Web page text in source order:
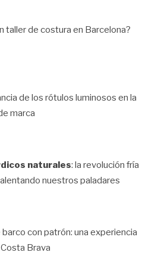
taller de costura en Barcelona?
de los rótulos luminosos en la
marca
naturales: la revolución fría
nuestros paladares
con patrón: una experiencia
Brava